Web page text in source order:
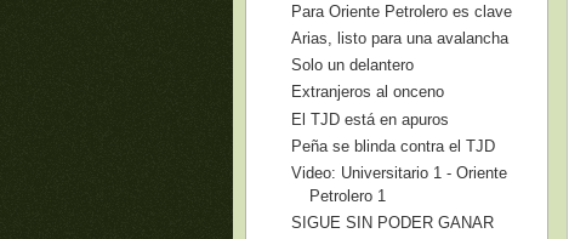
Para Oriente Petrolero es clave
Arias, listo para una avalancha
Solo un delantero
Extranjeros al onceno
El TJD está en apuros
Peña se blinda contra el TJD
Video: Universitario 1 - Oriente
Petrolero 1
SIGUE SIN PODER GANAR